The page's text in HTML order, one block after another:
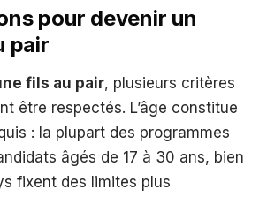
pour devenir un
pair
fils au pair, plusieurs critères
être respectés. L’âge constitue
: la plupart des programmes
âgés de 17 à 30 ans, bien
fixent des limites plus